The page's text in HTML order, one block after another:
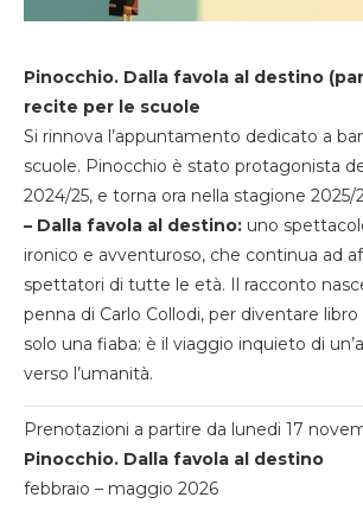
Pinocchio. Dalla favola al destino
recite per le scuole
Si rinnova l’appuntamento dedicato a
scuole. Pinocchio è stato protagonista
2024/25, e torna ora nella stagione 2025/
– Dalla favola al destino: uno
ironico e avventuroso, che continua ad
spettatori di tutte le età. Il racconto
penna di Carlo Collodi, per diventare
solo una fiaba: è il viaggio inquieto di
verso l’umanità.
Prenotazioni a partire da lunedi 17
Pinocchio. Dalla favola al destino
febbraio – maggio 2026